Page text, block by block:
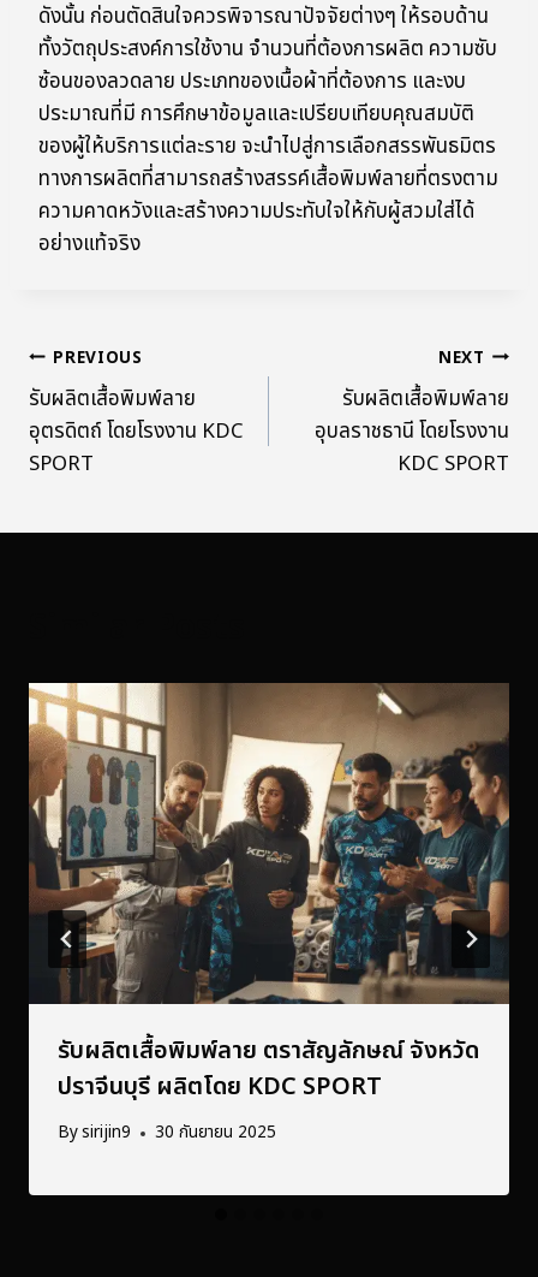
ดังนั้น ก่อนตัดสินใจควรพิจารณาปัจจัยต่างๆ ให้รอบด้าน
ทั้งวัตถุประสงค์การใช้งาน จำนวนที่ต้องการผลิต ความซับ
ซ้อนของลวดลาย ประเภทของเนื้อผ้าที่ต้องการ และงบ
ประมาณที่มี การศึกษาข้อมูลและเปรียบเทียบคุณสมบัติ
ของผู้ให้บริการแต่ละราย จะนำไปสู่การเลือกสรรพันธมิตร
ทางการผลิตที่สามารถสร้างสรรค์เสื้อพิมพ์ลายที่ตรงตาม
ความคาดหวังและสร้างความประทับใจให้กับผู้สวมใส่ได้
อย่างแท้จริง
PREVIOUS
รับผลิตเสื้อพิมพ์ลาย
อุตรดิตถ์ โดยโรงงาน KDC
SPORT
NEXT
รับผลิตเสื้อพิมพ์ลาย
อุบลราชธานี โดยโรงงาน
KDC SPORT
รับผลิตเสื้อพิมพ์ลาย ตราสัญลักษณ์ จังหวัด
ปราจีนบุรี ผลิตโดย KDC SPORT
Bysirijin9 30 กันยายน 2025